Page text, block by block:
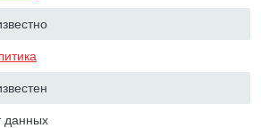
данных